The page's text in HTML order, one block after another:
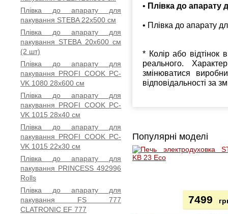
Плівка до апарату для
пакування STEBA 22x500 см
Плівка до апарату для
пакування STEBA 20x600 см
(2 шт)
Плівка до апарату для
пакування PROFI COOK PC-
VK 1080 28x600 см
Плівка до апарату для
пакування PROFI COOK PC-
VK 1015 28х40 см
Плівка до апарату для
пакування PROFI COOK PC-
VK 1015 22х30 см
Плівка до апарату для
пакування PRINCESS 492996
Rolls
Плівка до апарату для
пакування FS 777
CLATRONIC EF 777
• Плівка до апарату
• Плівка до апарату
* Колір або відтінок
реального.
змінюватися
відповідальності за
Популярні моделі
7499